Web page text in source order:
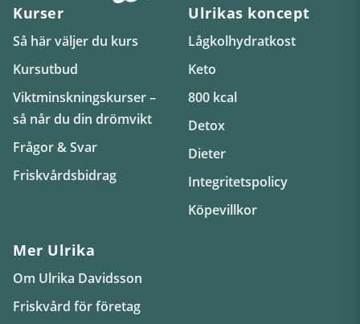
Kurser
Så här väljer du kurs
Kursutbud
Viktminskningskurser –
så når du din drömvikt
Frågor & Svar
Friskvårdsbidrag
Ulrikas koncept
Lågkolhydratkost
Keto
800 kcal
Detox
Dieter
Integritetspolicy
Köpevillkor
Mer Ulrika
Om Ulrika Davidsson
Friskvård för företag